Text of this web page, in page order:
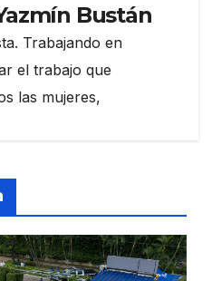
Bustán
Trabajando en
el trabajo que
las mujeres,